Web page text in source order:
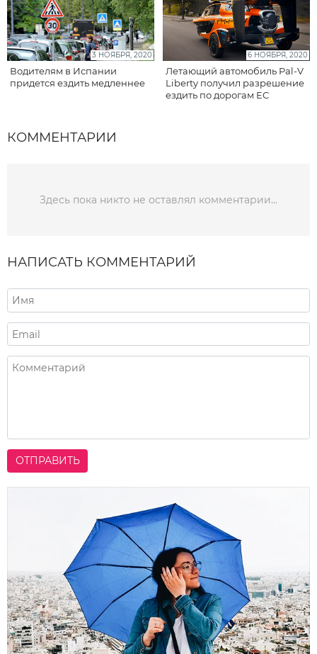
3 НОЯБРЯ, 2020
Водителям в Испании
придется ездить медленнее
6 НОЯБРЯ, 2020
Летающий автомобиль Pal-V
Liberty получил разрешение
ездить по дорогам ЕС
КОММЕНТАРИИ
Здесь пока никто не оставлял комментарии...
НАПИСАТЬ КОММЕНТАРИЙ
ОТПРАВИТЬ